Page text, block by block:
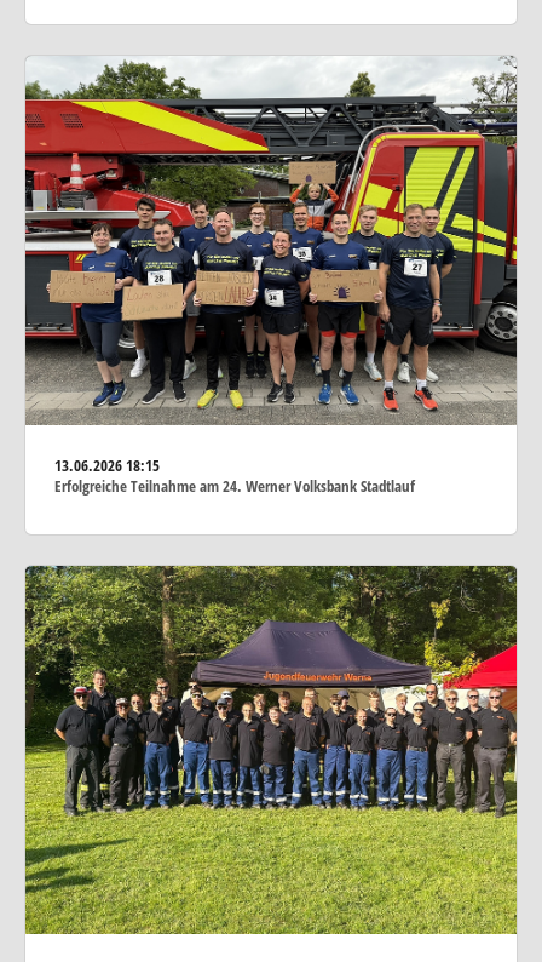
13.06.202618:15
Erfolgreiche Teilnahme am 24. Werner Volksbank Stadtlauf